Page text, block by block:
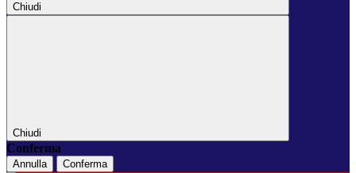
Chiudi
Chiudi
Conferma
Annulla Conferma